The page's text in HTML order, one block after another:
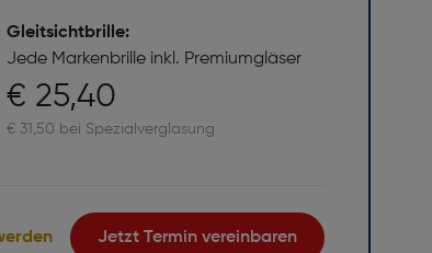
Gleitsichtbrille:
Jede Markenbrille inkl. Premiumgläser
€ 25,40
€ 31,50 bei Spezialverglasung
Jetzt Termin vereinbaren